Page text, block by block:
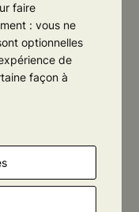
faire
: vous ne
optionnelles
de
façon à